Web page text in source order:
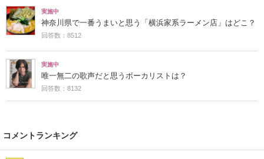
実施中
神奈川県で一番うまいと思う「横浜家系ラーメン店」はどこ？
回答数：8512
実施中
唯一無二の歌声だと思うボーカリストは？
回答数：8132
コメントランキング